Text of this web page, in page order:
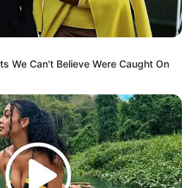
We Can't Believe Were Caught On